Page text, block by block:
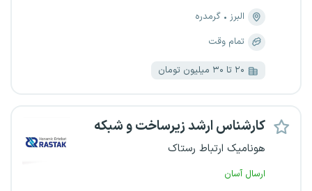
البرز
گرمدره
تمام وقت
۲۰ تا ۳۰ میلیون تومان
کارشناس ارشد زیرساخت و شبکه
هونامیک ارتباط رستاک
ارسال آسان